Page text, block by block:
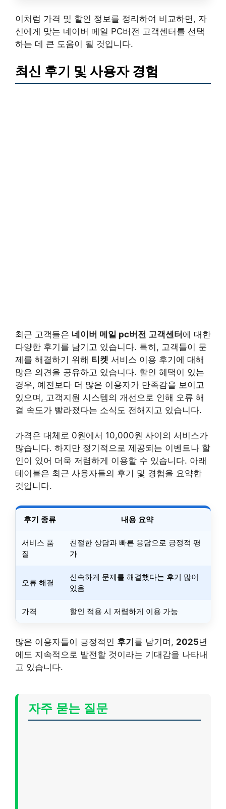
이처럼 가격 및 할인 정보를 정리하여 비교하면, 자
신에게 맞는 네이버 메일 PC버전 고객센터를 선택
하는 데 큰 도움이 될 것입니다.
최신 후기 및 사용자 경험
최근 고객들은 네이버 메일 pc버전 고객센터에 대한
다양한 후기를 남기고 있습니다. 특히, 고객들이 문
제를 해결하기 위해 티켓 서비스 이용 후기에 대해
많은 의견을 공유하고 있습니다. 할인 혜택이 있는
경우, 예전보다 더 많은 이용자가 만족감을 보이고
있으며, 고객지원 시스템의 개선으로 인해 오류 해
결 속도가 빨라졌다는 소식도 전해지고 있습니다.
가격은 대체로 0원에서 10,000원 사이의 서비스가
많습니다. 하지만 정기적으로 제공되는 이벤트나 할
인이 있어 더욱 저렴하게 이용할 수 있습니다. 아래
테이블은 최근 사용자들의 후기 및 경험을 요약한
것입니다.
후기 종류 내용 요약
서비스 품
질
친절한 상담과 빠른 응답으로 긍정적 평
가
오류 해결
신속하게 문제를 해결했다는 후기 많이
있음
가격 할인 적용 시 저렴하게 이용 가능
많은 이용자들이 긍정적인 후기 를 남기며, 2025년
에도 지속적으로 발전할 것이라는 기대감을 나타내
고 있습니다.
자주 묻는 질문